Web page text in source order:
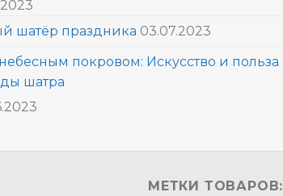
шатёр праздника 03.07.2023
покровом: Искусство и польза
шатра
МЕТКИ ТОВАРОВ: